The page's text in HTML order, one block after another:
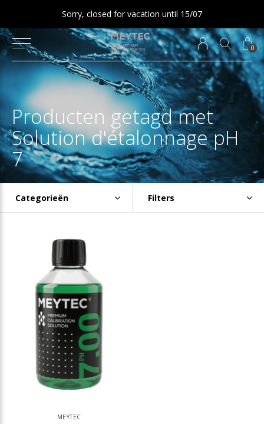
0
Sorry, closed for vacation until 15/07
Producten getagd met
Solution d'étalonnage pH
7
Categorieën Filters
MEYTEC